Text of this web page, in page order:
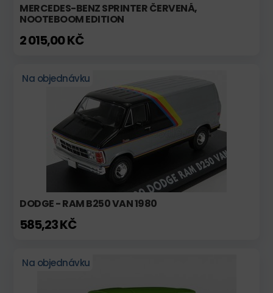
MERCEDES-BENZ SPRINTER ČERVENÁ,
NOOTEBOOM EDITION
2 015,00 KČ
Na objednávku
DODGE - RAM B250 VAN 1980
585,23 KČ
Na objednávku